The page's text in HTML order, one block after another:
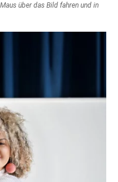
über das Bild fahren und in